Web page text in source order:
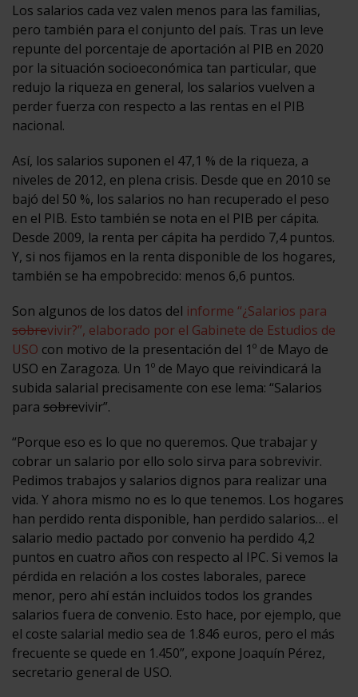
Los salarios cada vez valen menos para las familias,
pero también para el conjunto del país. Tras un leve
repunte del porcentaje de aportación al PIB en 2020
por la situación socioeconómica tan particular, que
redujo la riqueza en general, los salarios vuelven a
perder fuerza con respecto a las rentas en el PIB
nacional.
Así, los salarios suponen el 47,1 % de la riqueza, a
niveles de 2012, en plena crisis. Desde que en 2010 se
bajó del 50 %, los salarios no han recuperado el peso
en el PIB. Esto también se nota en el PIB per cápita.
Desde 2009, la renta per cápita ha perdido 7,4 puntos.
Y, si nos fijamos en la renta disponible de los hogares,
también se ha empobrecido: menos 6,6 puntos.
Son algunos de los datos del informe “¿Salarios para
sobrevivir?”, elaborado por el Gabinete de Estudios de
USO con motivo de la presentación del 1º de Mayo de
USO en Zaragoza. Un 1º de Mayo que reivindicará la
subida salarial precisamente con ese lema: “Salarios
para sobrevivir”.
“Porque eso es lo que no queremos. Que trabajar y
cobrar un salario por ello solo sirva para sobrevivir.
Pedimos trabajos y salarios dignos para realizar una
vida. Y ahora mismo no es lo que tenemos. Los hogares
han perdido renta disponible, han perdido salarios… el
salario medio pactado por convenio ha perdido 4,2
puntos en cuatro años con respecto al IPC. Si vemos la
pérdida en relación a los costes laborales, parece
menor, pero ahí están incluidos todos los grandes
salarios fuera de convenio. Esto hace, por ejemplo, que
el coste salarial medio sea de 1.846 euros, pero el más
frecuente se quede en 1.450”, expone Joaquín Pérez,
secretario general de USO.